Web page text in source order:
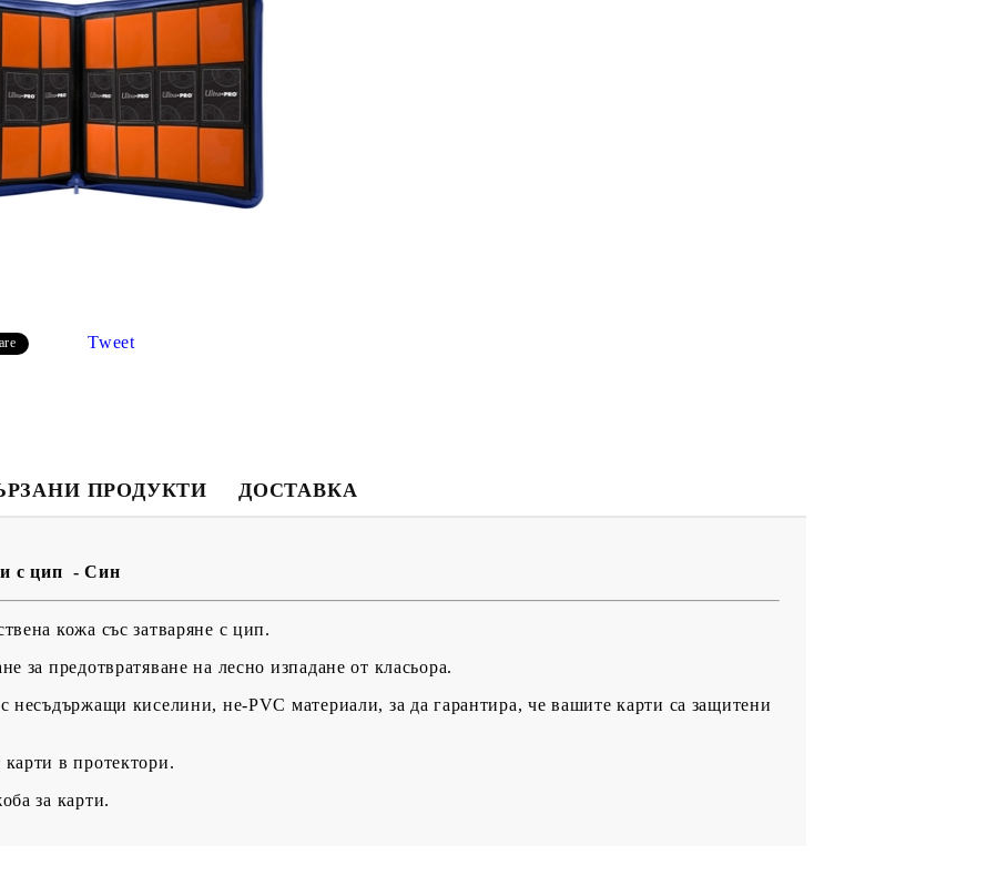
Вход
Tweet
ПРОДУКТИ ДОСТАВКА
с цип - Син
кожа със затваряне с цип.
за предотвратяване на лесно изпадане от класьора.
несъдържащи киселини, не-PVC материали, за да гарантира, че вашите карти са защитени
в протектори.
за карти.